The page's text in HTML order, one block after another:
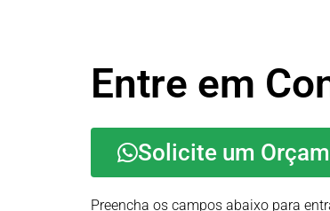
Entre em
Solicite um
Preencha os campos abaixo para